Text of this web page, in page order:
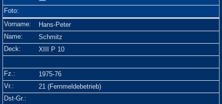
Hans-Peter
Schmitz
XIII P 10
1975-76
21 (Fernmeldebetrieb)